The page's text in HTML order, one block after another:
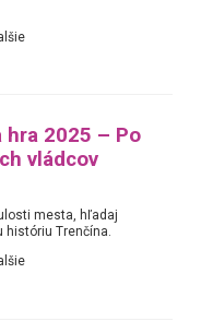
hra 2025 – Po
vládcov
mesta, hľadaj
históriu Trenčína.